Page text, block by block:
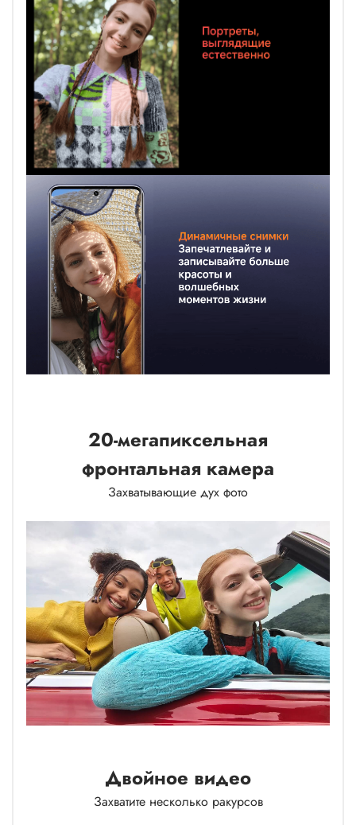
20-мегапиксельная
фронтальная камера
Захватывающие дух фото
Двойное видео
Захватите несколько ракурсов